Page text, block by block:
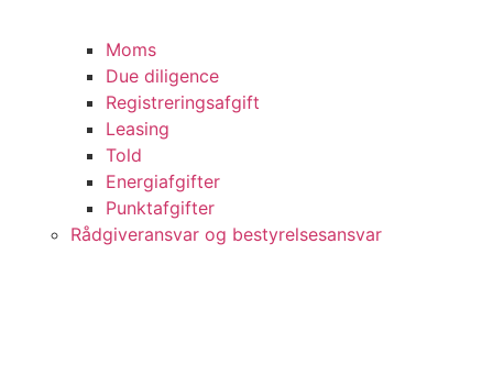
Moms
Due diligence
Registreringsafgift
Leasing
Told
Energiafgifter
Punktafgifter
Rådgiveransvar og bestyrelsesansvar